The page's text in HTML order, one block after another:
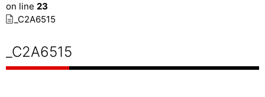
on line 23
_C2A6515
_C2A6515